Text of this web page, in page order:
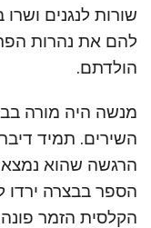
שורות לנגנים ושרו
להם את נהרות
הולדתם.
מנשה היה מורה
השירים. תמיד דיבר
הרגשה שהוא
הספר בבצרה ירדו
הקלסית הזמר פונה